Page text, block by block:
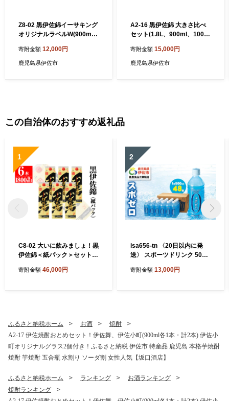
Z8-02 黒伊佐錦イーサキング
オリジナルラベルW(900ml
伊佐市 特産品 本格芋焼酎 公
認キャラクター イーサキン
寄附金額 12,000円
鹿児島県伊佐市
A2-16 黒伊佐錦 大きさ比べ
セット(1.8L、900ml、100m
伊佐市 特産品 鹿児島 本格芋
焼酎 芋焼酎 焼酎 一升瓶 五合
寄附金額 15,000円
鹿児島県伊佐市
この自治体のおすすめ返礼品
1
C8-02 大いに飲みましょ！黒
伊佐錦＜紙パック＞セット
佐市 特産品 鹿児島 大口酒造
寄附金額 46,000円
2
isa656-tn 〈20日以内に発
送〉 スポーツドリンク 500
ル カロリーゼロ 天然アルカ
宝】
寄附金額 13,000円
ふるさと納税ホーム お酒
焼酎
A2-17 伊佐焼酎おとめセット！伊佐舞、伊佐小町(900ml各1本・計2本) 伊佐小
町オリジナルグラス2個付き！ふるさと納税 伊佐市 特産品 鹿児島 本格芋焼酎
焼酎 芋焼酎 五合瓶 水割り ソーダ割 女性人気【坂口酒店】
ふるさと納税ホーム ランキング
お酒ランキング
焼酎ランキング